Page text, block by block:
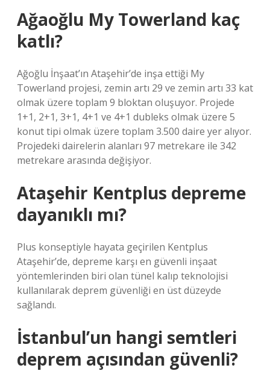
Ağaoğlu My Towerland kaç
katlı?
Ağoğlu İnşaat’ın Ataşehir’de inşa ettiği My
Towerland projesi, zemin artı 29 ve zemin artı 33 kat
olmak üzere toplam 9 bloktan oluşuyor. Projede
1+1, 2+1, 3+1, 4+1 ve 4+1 dubleks olmak üzere 5
konut tipi olmak üzere toplam 3.500 daire yer alıyor.
Projedeki dairelerin alanları 97 metrekare ile 342
metrekare arasında değişiyor.
Ataşehir Kentplus depreme
dayanıklı mı?
Plus konseptiyle hayata geçirilen Kentplus
Ataşehir’de, depreme karşı en güvenli inşaat
yöntemlerinden biri olan tünel kalıp teknolojisi
kullanılarak deprem güvenliği en üst düzeyde
sağlandı.
İstanbul’un hangi semtleri
deprem açısından güvenli?